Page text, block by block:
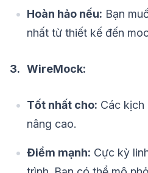
Hoàn hảo nếu: Bạn
nhất từ thiết kế đến
3. WireMock:
Tốt nhất cho: Các kịch
nâng cao.
Điểm mạnh: Cực kỳ